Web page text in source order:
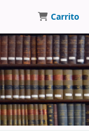
Carrito